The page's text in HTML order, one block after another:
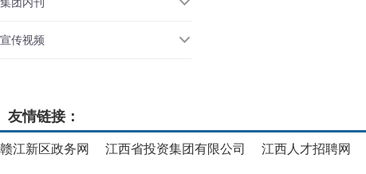
宣传视频
友情链接：
赣江新区政务网 江西省投资集团有限公司 江西人才招聘网